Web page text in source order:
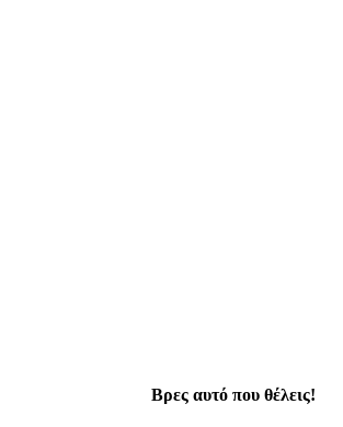
Βρες αυτό που θέλεις!